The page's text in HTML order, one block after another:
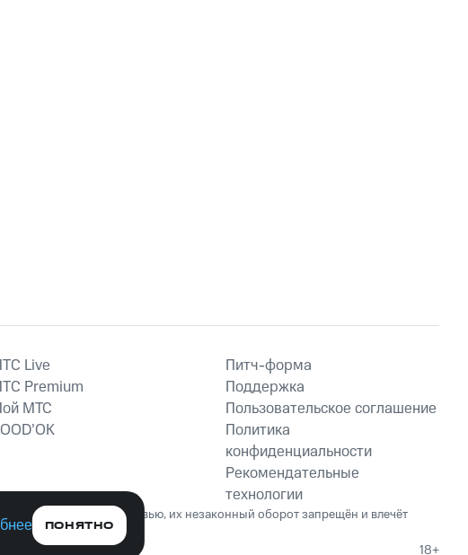
Live
Premium
МТС
Питч-форма
Поддержка
Пользовательское соглашение
Политика
конфиденциальности
Рекомендательные
технологии
причиняет вред здоровью, их незаконный оборот запрещён и влечёт
18+
ПОНЯТНО